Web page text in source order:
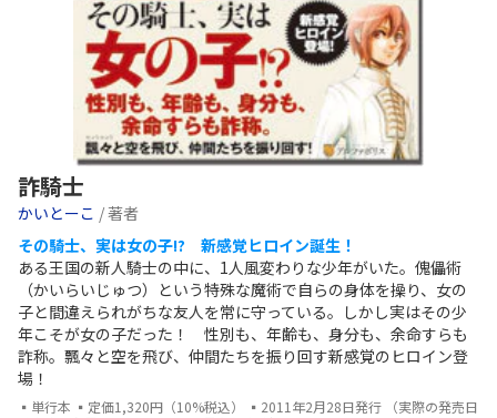
詐騎士
かいとーこ / 著者
その騎士、実は女の子!? 新感覚ヒロイン誕生！
ある王国の新人騎士の中に、1人風変わりな少年がいた。傀儡術
（かいらいじゅつ）という特殊な魔術で自らの身体を操り、女の
子と間違えられがちな友人を常に守っている。しかし実はその少
年こそが女の子だった！ 性別も、年齢も、身分も、余命すらも
詐称。飄々と空を飛び、仲間たちを振り回す新感覚のヒロイン登
場！
▪単行本 ▪定価1,320円（10%税込） ▪2011年2月28日発行 （実際の発売日